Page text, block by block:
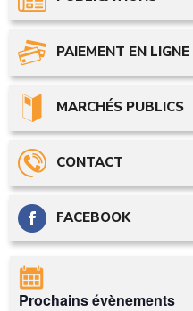
PAIEMENT EN LIGNE
MARCHÉS PUBLICS
CONTACT
FACEBOOK
Prochains évènements